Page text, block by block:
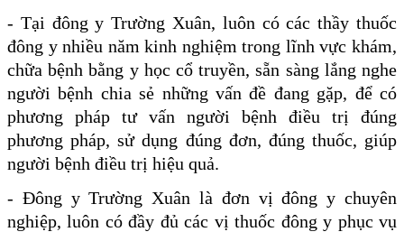
- Tại đông y Trường Xuân, luôn có các thầy thuốc
đông y nhiều năm kinh nghiệm trong lĩnh vực khám,
chữa bệnh bằng y học cổ truyền, sẵn sàng lắng nghe
người bệnh chia sẻ những vấn đề đang gặp, để có
phương pháp tư vấn người bệnh điều trị đúng
phương pháp, sử dụng đúng đơn, đúng thuốc, giúp
người bệnh điều trị hiệu quả.
- Đông y Trường Xuân là đơn vị đông y chuyên
nghiệp, luôn có đầy đủ các vị thuốc đông y phục vụ